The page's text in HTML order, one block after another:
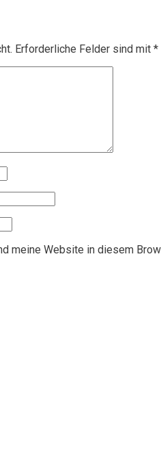
Erforderliche Felder sind mit *
meine Website in diesem